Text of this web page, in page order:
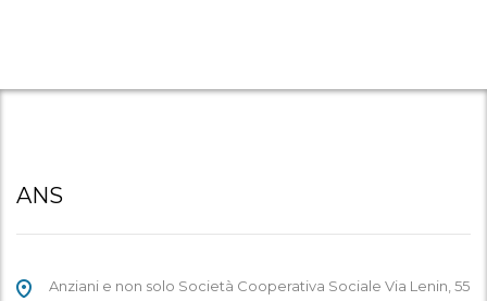
ANS
Anziani e non solo Società Cooperativa Sociale Via Lenin, 55